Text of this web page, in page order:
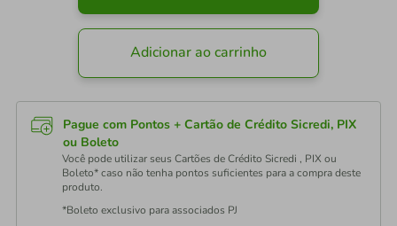
Adicionar ao carrinho
Pague com Pontos + Cartão de Crédito Sicredi, PIX
ou Boleto
Você pode utilizar seus Cartões de Crédito Sicredi , PIX ou
Boleto* caso não tenha pontos suficientes para a compra deste
produto.
*Boleto exclusivo para associados PJ